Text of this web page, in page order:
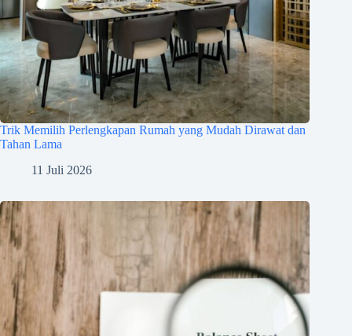
Trik Memilih Perlengkapan Rumah yang Mudah Dirawat dan
Tahan Lama
11 Juli 2026